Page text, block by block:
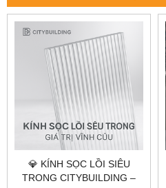
💎 KÍNH SỌC LỒI SIÊU
TRONG CITYBUILDING –